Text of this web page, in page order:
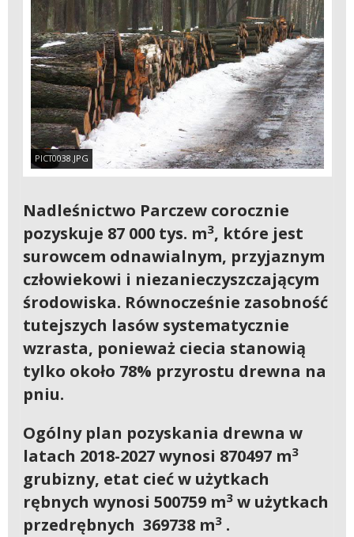
PICT0038.JPG
Nadleśnictwo Parczew corocznie
pozyskuje 87 000 tys. m3, które jest
surowcem odnawialnym, przyjaznym
człowiekowi i niezanieczyszczającym
środowiska. Równocześnie zasobność
tutejszych lasów systematycznie
wzrasta, ponieważ ciecia stanowią
tylko około 78% przyrostu drewna na
pniu.
Ogólny plan pozyskania drewna w
latach 2018-2027 wynosi 870497 m3
grubizny, etat cieć w użytkach
rębnych wynosi 500759 m3w użytkach
przedrębnych 369738 m3.